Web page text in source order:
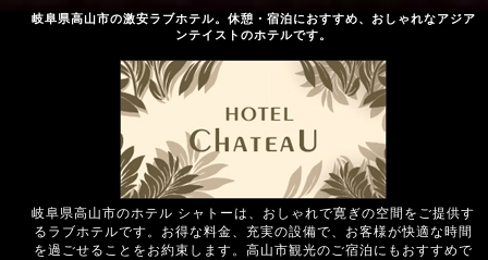
岐阜県高山市の激安ラブホテル。休憩・宿泊におすすめ、おしゃれなアジア
ンテイストのホテルです。
岐阜県高山市のホテル シャトーは、おしゃれで寛ぎの空間をご提供す
るラブホテルです。お得な料金、充実の設備で、お客様が快適な時間
を過ごせることをお約束します。高山市観光のご宿泊にもおすすめで